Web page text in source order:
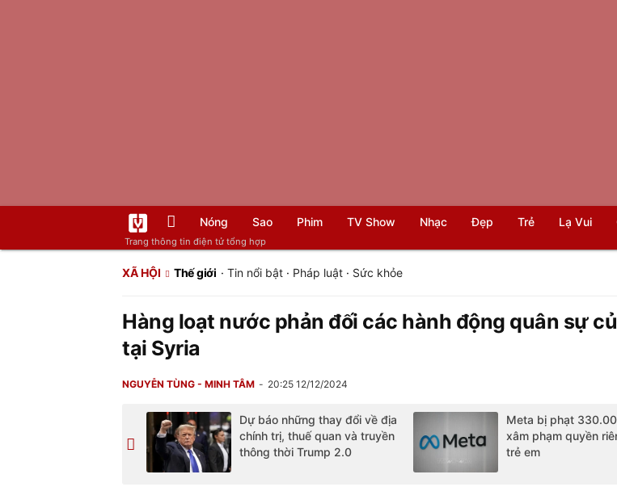
Trang thông tin điện tử tổng hợp
Nóng Sao Phim TV Show Nhạc Đẹp Trẻ Lạ Vui
XÃ HỘI Thế giới · Tin nổi bật· Pháp luật· Sức khỏe
Hàng loạt nước phản đối các hành động quân sự
tại Syria
NGUYỄN TÙNG - MINH TÂM 20:25 12/12/2024
Dự báo những thay đổi về địa
chính trị, thuế quan và truyền
thông thời Trump 2.0
Meta bị phạt
xâm phạm quyền
trẻ em